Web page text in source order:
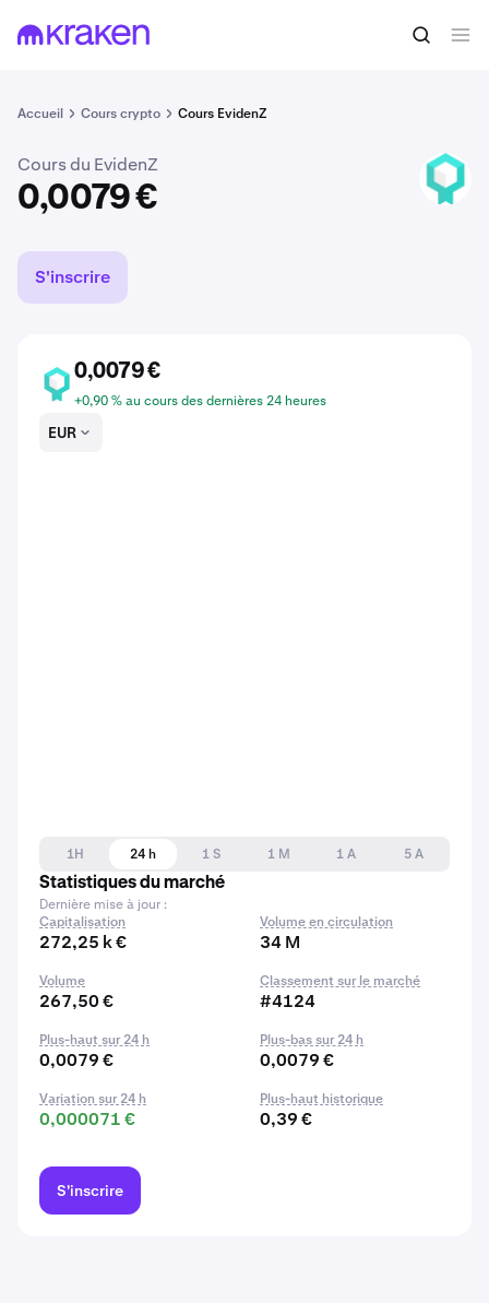
Accueil Cours crypto Cours EvidenZ
0,0079 € Acheter du BCDT
Cours du EvidenZ
0,0079 €
S'inscrire
BCDT
0,0079 €
+0,90 % au cours des dernières 24 heures
EUR
1H 24 h 1 S 1 M 1 A
5 A
Statistiques du marché
Dernière mise à jour :
Capitalisation
272,25 k €
Volume en circulation
34 M
Volume
267,50 €
Classement sur le marché
#4124
Plus-haut sur 24 h
0,0079 €
Plus-bas sur 24 h
0,0079 €
Variation sur 24 h
0,000071 €
Plus-haut historique
0,39 €
S'inscrire